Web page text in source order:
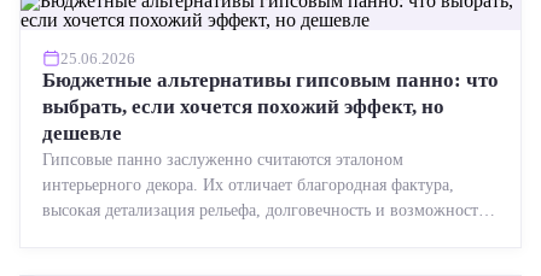
25.06.2026
Бюджетные альтернативы гипсовым панно: что
выбрать, если хочется похожий эффект, но
дешевле
Гипсовые панно заслуженно считаются эталоном
интерьерного декора. Их отличает благородная фактура,
высокая детализация рельефа, долговечность и возможность